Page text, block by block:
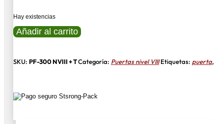
Hay existencias
PUERTA
FERRIMAX
+
cantidad
Añadir al carrito
SKU: PF-300 NVIII + TCategoría: Puertas nivel VIII Etiquetas: puerta,